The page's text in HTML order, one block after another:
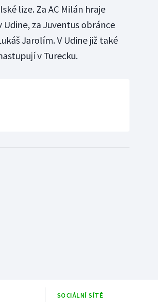
lize. Za AC Milán hraje
za Juventus obránce
Jarolím. V Udine již také
v Turecku.
SOCIÁLNÍ SÍTĚ